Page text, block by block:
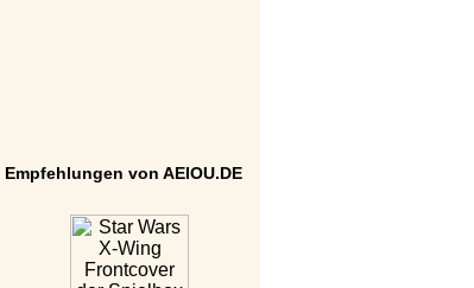
Empfehlungen von AEIOU.DE